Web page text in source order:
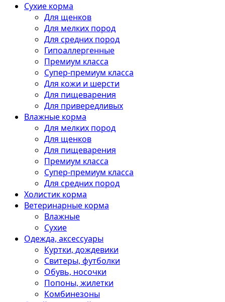
Сухие корма
Для щенков
Для мелких пород
Для средних пород
Гипоаллергенные
Премиум класса
Супер-премиум класса
Для кожи и шерсти
Для пищеварения
Для привередливых
Влажные корма
Для мелких пород
Для щенков
Для пищеварения
Премиум класса
Супер-премиум класса
Для средних пород
Холистик корма
Ветеринарные корма
Влажные
Сухие
Одежда, аксессуары
Куртки, дождевики
Свитеры, футболки
Обувь, носочки
Попоны, жилетки
Комбинезоны